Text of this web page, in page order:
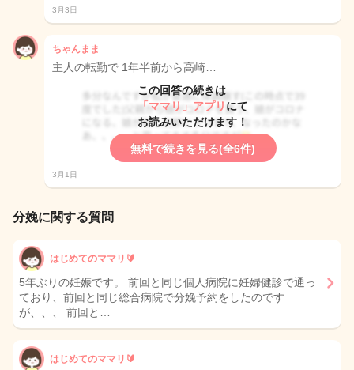
3月3日
ちゃんまま
主人の転勤で 1年半前から高崎…
この回答の続きは
「ママリ」アプリ にて
お読みいただけます！
無料で続きを見る(全6件)
3月1日
分娩に関する質問
はじめてのママリ🔰
5年ぶりの妊娠です。 前回と同じ個人病院に妊婦健診で通っ
ており、前回と同じ総合病院で分娩予約をしたのです
が、、、 前回と…
はじめてのママリ🔰